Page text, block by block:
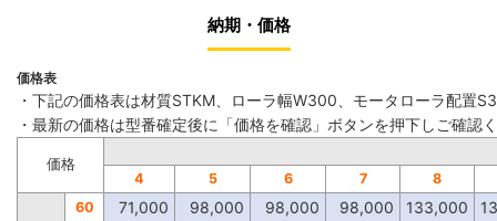
納期・価格
価格表
・下記の価格表は材質STKM、ローラ幅W300、モータローラ配置
・最新の価格は型番確定後に「価格を確認」ボタンを押下しご確認
価格
4
5 6 7 8
60 71,000 98,000 98,000 98,000 133,000